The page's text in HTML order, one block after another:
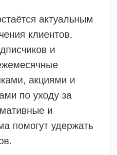
актуальным
клиентов.
и
акциями и
по уходу за
и
помогут удержать